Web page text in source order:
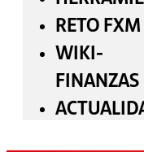
RETO FXM
WIKI-
FINANZAS